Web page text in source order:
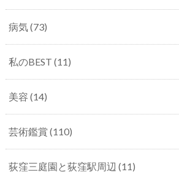
病気(73)
私のBEST (11)
美容 (14)
芸術鑑賞 (110)
荻窪三庭園と荻窪駅周辺 (11)